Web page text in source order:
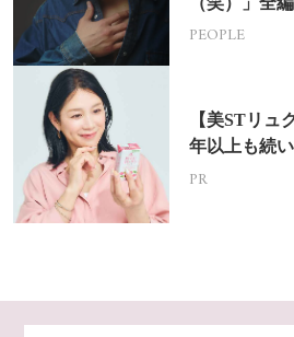
挑戦
PEOPLE
【美STリュ
年以上も続
PR